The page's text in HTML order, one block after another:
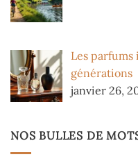
Les
générations
janvier 26,
NOS BULLES DE